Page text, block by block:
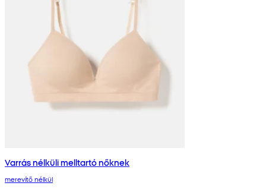
Varrás nélküli melltartó nőknek
merevítő nélkül